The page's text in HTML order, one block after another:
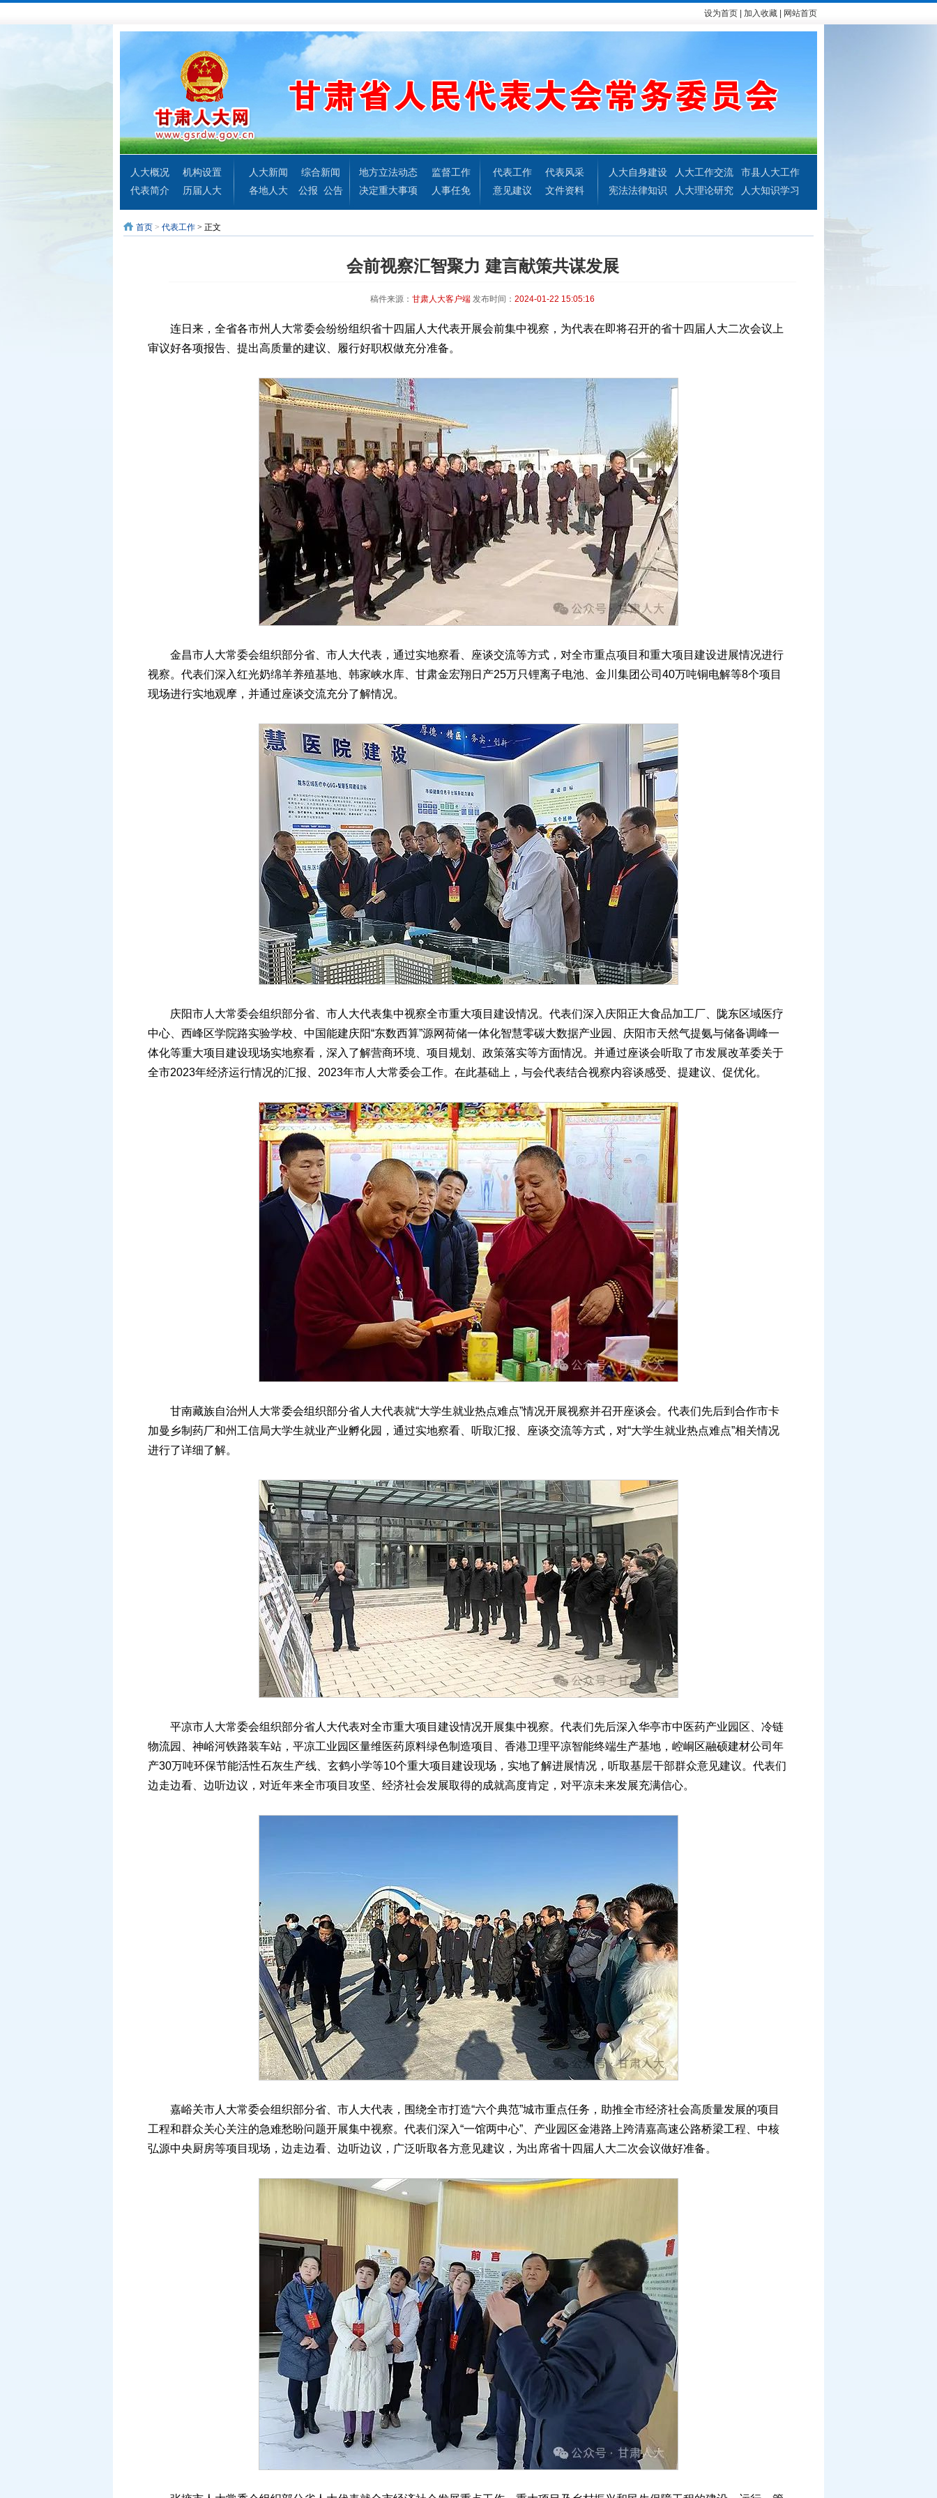
设为首页 加入收藏 网站首页
人大概况
机构设置
代表简介
历届人大
人大新闻
综合新闻
各地人大
公报 公告
地方立法动态
监督工作
决定重大事项
人事任免
代表工作
代表风采
意见建议
文件资料
人大自身建设 人大工作交流
市县人大工作
宪法法律知识
人大理论研究 人大知识学习
首页 > 代表工作 > 正文
会前视察汇智聚力 建言献策共谋发展
稿件来源： 甘肃人大客户端 发布时间： 2024-01-22 15:05:16
连日来，全省各市州人大常委会纷纷组织省十四届人大代表开展会前集中视察，为代表在即将召开的省十四届人大二次会议上
审议好各项报告、提出高质量的建议、履行好职权做充分准备。
金昌市人大常委会组织部分省、市人大代表，通过实地察看、座谈交流等方式，对全市重点项目和重大项目建设进展情况进行
视察。代表们深入红光奶绵羊养殖基地、韩家峡水库、甘肃金宏翔日产25万只锂离子电池、金川集团公司40万吨铜电解等8个项目
现场进行实地观摩，并通过座谈交流充分了解情况。
庆阳市人大常委会组织部分省、市人大代表集中视察全市重大项目建设情况。代表们深入庆阳正大食品加工厂、陇东区域医疗
中心、西峰区学院路实验学校、中国能建庆阳“东数西算”源网荷储一体化智慧零碳大数据产业园、庆阳市天然气提氨与储备调峰一
体化等重大项目建设现场实地察看，深入了解营商环境、项目规划、政策落实等方面情况。并通过座谈会听取了市发展改革委关于
全市2023年经济运行情况的汇报、2023年市人大常委会工作。在此基础上，与会代表结合视察内容谈感受、提建议、促优化。
甘南藏族自治州人大常委会组织部分省人大代表就“大学生就业热点难点”情况开展视察并召开座谈会。代表们先后到合作市卡
加曼乡制药厂和州工信局大学生就业产业孵化园，通过实地察看、听取汇报、座谈交流等方式，对“大学生就业热点难点”相关情况
进行了详细了解。
平凉市人大常委会组织部分省人大代表对全市重大项目建设情况开展集中视察。代表们先后深入华亭市中医药产业园区、冷链
物流园、神峪河铁路装车站，平凉工业园区量维医药原料绿色制造项目、香港卫理平凉智能终端生产基地，崆峒区融硕建材公司年
产30万吨环保节能活性石灰生产线、玄鹤小学等10个重大项目建设现场，实地了解进展情况，听取基层干部群众意见建议。代表们
边走边看、边听边议，对近年来全市项目攻坚、经济社会发展取得的成就高度肯定，对平凉未来发展充满信心。
嘉峪关市人大常委会组织部分省、市人大代表，围绕全市打造“六个典范”城市重点任务，助推全市经济社会高质量发展的项目
工程和群众关心关注的急难愁盼问题开展集中视察。代表们深入“一馆两中心”、产业园区金港路上跨清嘉高速公路桥梁工程、中核
弘源中央厨房等项目现场，边走边看、边听边议，广泛听取各方意见建议，为出席省十四届人大二次会议做好准备。